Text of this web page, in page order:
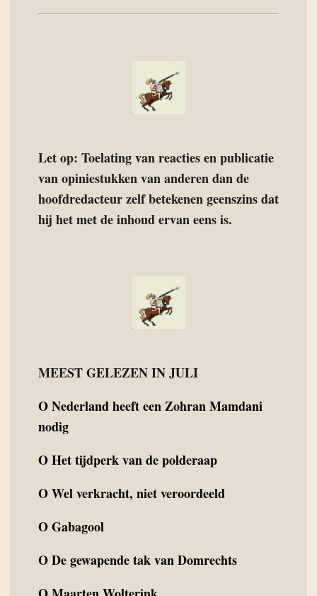
Let op: Toelating van reacties en publicatie
van opiniestukken van anderen dan de
hoofdredacteur zelf betekenen geenszins dat
hij het met de inhoud ervan eens is.
MEEST GELEZEN IN JULI
ONederland heeft een Zohran Mamdani
nodig
OHet tijdperk van de polderaap
OWel verkracht, niet veroordeeld
OGabagool
ODe gewapende tak van Domrechts